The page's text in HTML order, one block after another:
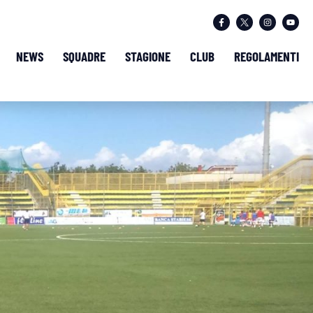
NEWS SQUADRE STAGIONE CLUB REGOLAMENTI